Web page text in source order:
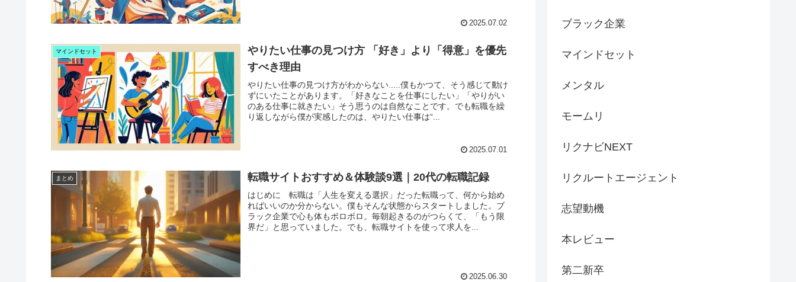
2025.07.02
マインドセット
やりたい仕事の見つけ方 「好き」より「得意」を優先
すべき理由
やりたい仕事の見つけ方がわからない.....僕もかつて、そう感じて動け
ずにいたことがあります。「好きなことを仕事にしたい」「やりがい
のある仕事に就きたい」そう思うのは自然なことです。でも転職を繰
り返しながら僕が実感したのは、やりたい仕事は“...
2025.07.01
まとめ 転職サイトおすすめ＆体験談9選｜20代の転職記録
はじめに 転職は「人生を変える選択」だった転職って、何から始め
ればいいのか分からない。僕もそんな状態からスタートしました。ブ
ラック企業で心も体もボロボロ。毎朝起きるのがつらくて、「もう限
界だ」と思っていました。でも、転職サイトを使って求人を...
2025.06.30
ブラック企業
マインドセット
メンタル
モームリ
リクナビNEXT
リクルートエージェント
志望動機
本レビュー
第二新卒